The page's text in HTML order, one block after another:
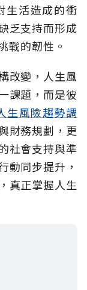
生活造成的衝
乏支持而形成
戰的韌性。
改變，人生風
課題，而是彼
生風險趨勢調
財務規劃，更
社會支持與準
動同步提升，
真正掌握人生